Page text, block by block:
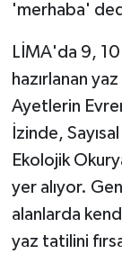
'merhaba'
LİMA'da 9, 10
hazırlanan
Ayetlerin
İzinde,
Ekolojik
yer alıyor.
alanlarda
yaz tatilini